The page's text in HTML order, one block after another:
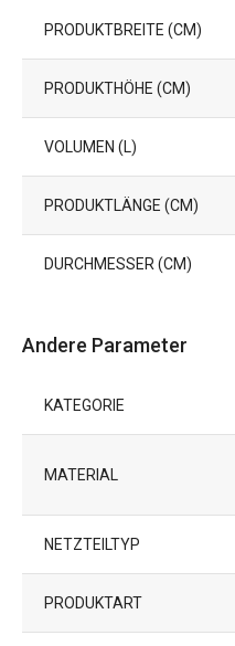
PRODUKTBREITE (CM)
PRODUKTHÖHE (CM)
VOLUMEN (L)
PRODUKTLÄNGE (CM)
DURCHMESSER (CM)
Andere Parameter
KATEGORIE
MATERIAL
NETZTEILTYP
PRODUKTART